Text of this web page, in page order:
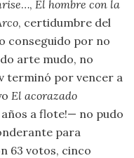
…, El hombre con la
, certidumbre del
conseguido por no
arte mudo, no
terminó por vencer a
El acorazado
años a flote!— no pudo
para
63 votos, cinco